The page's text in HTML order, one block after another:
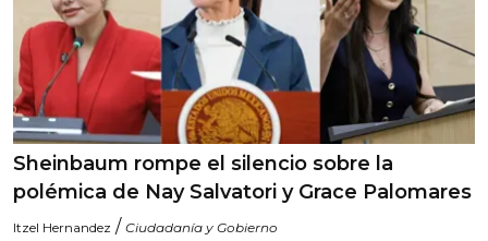
Sheinbaum rompe el silencio sobre la
polémica de Nay Salvatori y Grace Palomares
Itzel Hernandez / Ciudadanía y Gobierno